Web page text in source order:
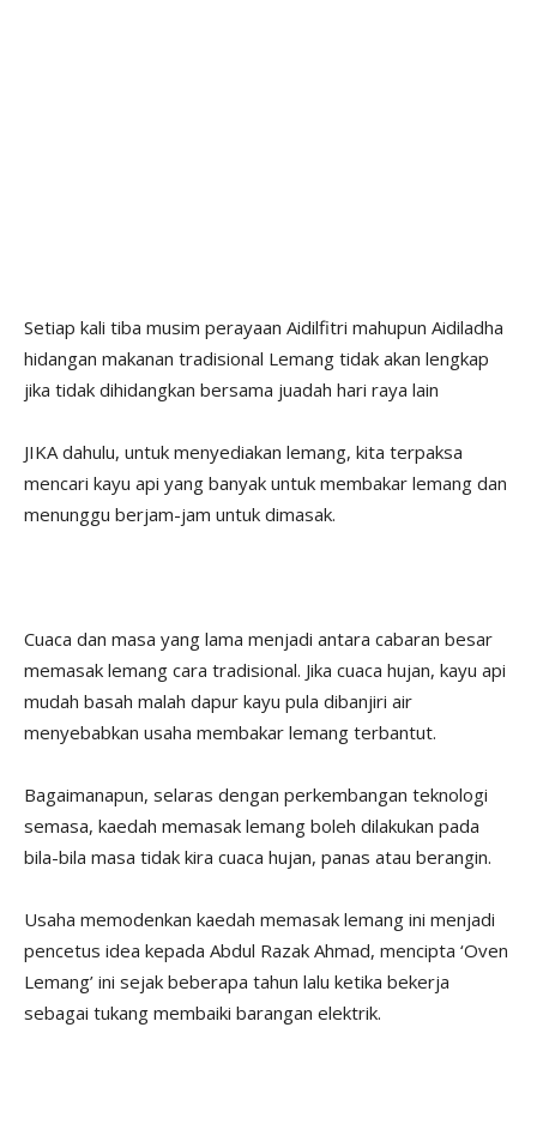
Setiap kali tiba musim perayaan Aidilfitri mahupun Aidiladha
hidangan makanan tradisional Lemang tidak akan lengkap
jika tidak dihidangkan bersama juadah hari raya lain
JIKA dahulu, untuk menyediakan lemang, kita terpaksa
mencari kayu api yang banyak untuk membakar lemang dan
menunggu berjam-jam untuk dimasak.
Cuaca dan masa yang lama menjadi antara cabaran besar
memasak lemang cara tradisional. Jika cuaca hujan, kayu api
mudah basah malah dapur kayu pula dibanjiri air
menyebabkan usaha membakar lemang terbantut.
Bagaimanapun, selaras dengan perkembangan teknologi
semasa, kaedah memasak lemang boleh dilakukan pada
bila-bila masa tidak kira cuaca hujan, panas atau berangin.
Usaha memodenkan kaedah memasak lemang ini menjadi
pencetus idea kepada Abdul Razak Ahmad, mencipta ‘Oven
Lemang’ ini sejak beberapa tahun lalu ketika bekerja
sebagai tukang membaiki barangan elektrik.